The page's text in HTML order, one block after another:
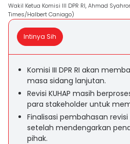
Wakil Ketua Komisi III DPR RI, Ahmad
Times/Halbert Caniago)
Intinya Sih
Komisi III DPR RI akan
masa sidang lanjutan.
Revisi KUHAP masih
para stakeholder untuk
Finalisasi pembahasan revisi
setelah mendengarkan
pihak.